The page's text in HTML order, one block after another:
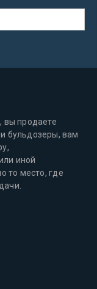
вы продаете
бульдозеры, вам
иной
то место, где